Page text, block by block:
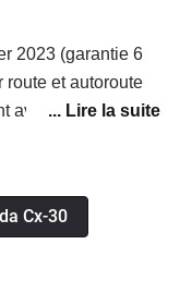
2023 (garantie 6
route et autoroute
avec 2 adultes.
(possibilité de
de la boîte de
Cx-30